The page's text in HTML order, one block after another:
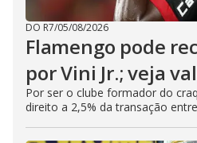
DO R7/05/08/2026
Flamengo pode
por Vini Jr.; veja
Por ser o clube formador do
direito a 2,5% da transação